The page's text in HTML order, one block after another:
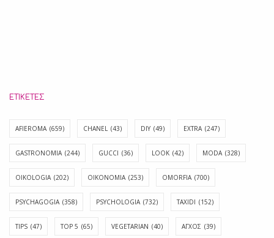
ΕΤΙΚΈΤΕΣ
AFIEROMA (659) CHANEL (43) DIY (49) EXTRA (247)
GASTRONOMIA (244) GUCCI (36) LOOK (42) MODA (328)
OIKOLOGIA (202) OIKONOMIA (253) OMORFIA (700)
PSYCHAGOGIA (358) PSYCHOLOGIA (732) TAXIDI (152)
TIPS (47) TOP 5 (65) VEGETARIAN (40) ΑΓΧΟΣ (39)